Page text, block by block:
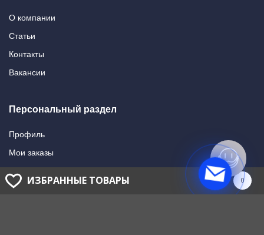
О компании
Статьи
Контакты
Вакансии
Персональный раздел
Профиль
Мои заказы
Мои подписки
Написать в поддержку
ИЗБРАННЫЕ ТОВАРЫ 0